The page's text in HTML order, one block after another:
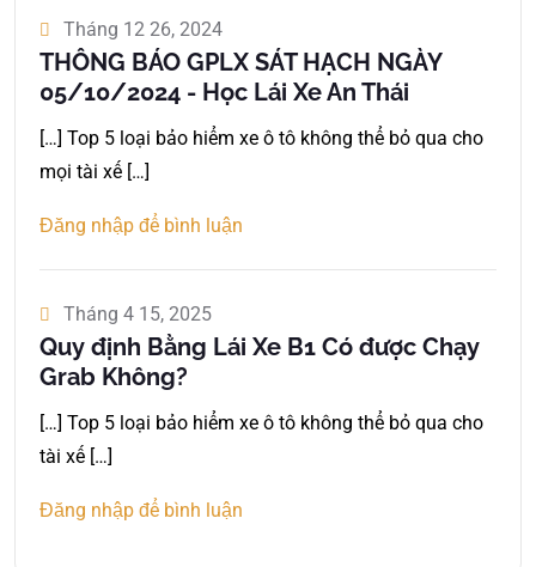
Tháng 12 26, 2024
THÔNG BÁO GPLX SÁT HẠCH NGÀY
05/10/2024 - Học Lái Xe An Thái
[…] Top 5 loại bảo hiểm xe ô tô không thể bỏ qua cho
mọi tài xế […]
Đăng nhập để bình luận
Tháng 4 15, 2025
Quy định Bằng Lái Xe B1 Có được Chạy
Grab Không?
[…] Top 5 loại bảo hiểm xe ô tô không thể bỏ qua cho
tài xế […]
Đăng nhập để bình luận